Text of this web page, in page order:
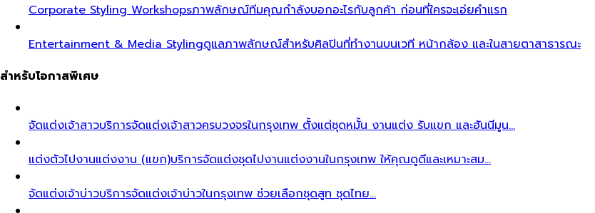
Corporate Styling Workshopsภาพลักษณ์ทีมคุณกำลังบอกอะไรกับลูกค้า ก่อนที่ใครจะเอ่ยคำแรก
Entertainment & Media Stylingดูแลภาพลักษณ์สำหรับศิลปินที่ทำงานบนเวที หน้ากล้อง และในสายตาสาธารณะ
สำหรับโอกาสพิเศษ
จัดแต่งเจ้าสาวบริการจัดแต่งเจ้าสาวครบวงจรในกรุงเทพ ตั้งแต่ชุดหมั้น งานแต่ง รับแขก และฮันนีมูน…
แต่งตัวไปงานแต่งงาน (แขก)บริการจัดแต่งชุดไปงานแต่งงานในกรุงเทพ ให้คุณดูดีและเหมาะสม…
จัดแต่งเจ้าบ่าวบริการจัดแต่งเจ้าบ่าวในกรุงเทพ ช่วยเลือกชุดสูท ชุดไทย…